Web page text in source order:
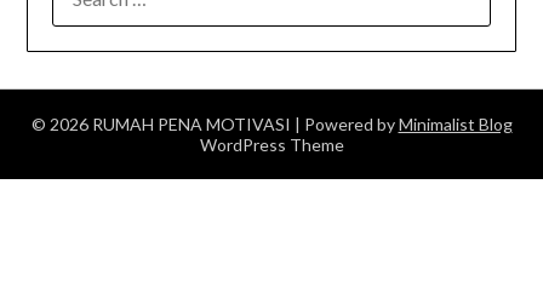
FOR:
© 2026 RUMAH PENA MOTIVASI | Powered byMinimalist Blog
WordPress Theme